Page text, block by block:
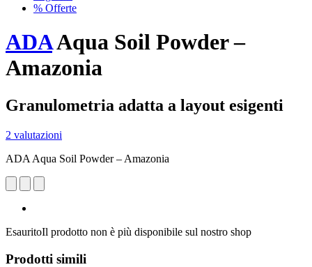
% Offerte
ADAAqua Soil Powder –
Amazonia
Granulometria adatta a layout esigenti
2 valutazioni
ADA Aqua Soil Powder – Amazonia
EsauritoIl prodotto non è più disponibile sul nostro shop
Prodotti simili